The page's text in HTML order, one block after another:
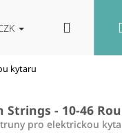
Reproboxy
kytaru
- 10-46
pro elektrickou